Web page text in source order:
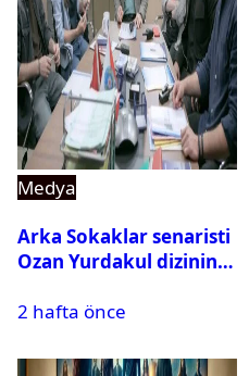
Medya
Arka Sokaklar senaristi
Ozan Yurdakul dizinin
2 hafta önce